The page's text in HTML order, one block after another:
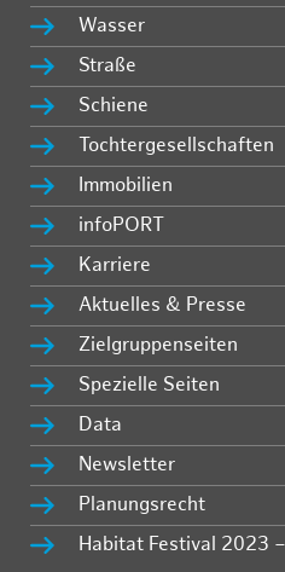
Wasser
Straße
Schiene
Tochtergesellschaften
Immobilien
infoPORT
Karriere
Aktuelles & Presse
Zielgruppenseiten
Spezielle Seiten
Data
Newsletter
Planungsrecht
Habitat Festival 2023